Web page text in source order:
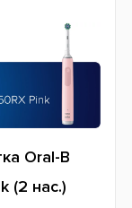
Oral-B
(2 нас.)